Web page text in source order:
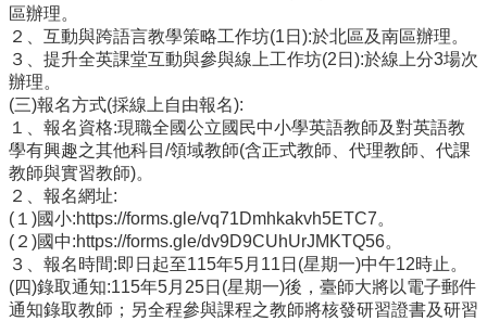
常
教
學
自
我
檢
核
表
學
習
扶
助
方
區辦理。
２、互動與跨語言教學策略工作坊(1日):於北區及南區辦理。
３、提升全英課堂互動與參與線上工作坊(2日):於線上分3場次
辦理。
(三)報名方式(採線上自由報名):
１、報名資格:現職全國公立國民中小學英語教師及對英語教
學有興趣之其他科目/領域教師(含正式教師、代理教師、代課
教師與實習教師)。
２、報名網址:
(１)國小:https://forms.gle/vq71Dmhkakvh5ETC7。
(２)國中:https://forms.gle/dv9D9CUhUrJMKTQ56。
３、報名時間:即日起至115年5月11日(星期一)中午12時止。
(四)錄取通知:115年5月25日(星期一)後，臺師大將以電子郵件
通知錄取教師；另全程參與課程之教師將核發研習證書及研習